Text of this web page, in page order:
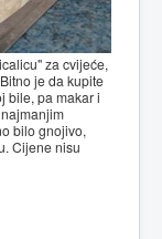
za cvijeće,
je da kupite
bile, pa makar i
bilo gnojivo,
Cijene nisu